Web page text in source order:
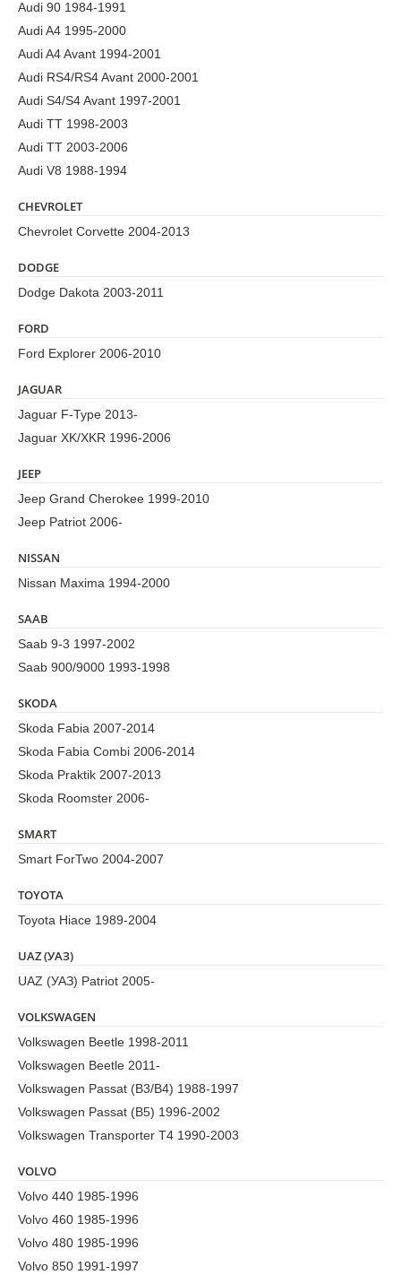
Audi 90 1984-1991
Audi A4 1995-2000
Audi A4 Avant 1994-2001
Audi RS4/RS4 Avant 2000-2001
Audi S4/S4 Avant 1997-2001
Audi TT 1998-2003
Audi TT 2003-2006
Audi V8 1988-1994
CHEVROLET
Chevrolet Corvette 2004-2013
DODGE
Dodge Dakota 2003-2011
FORD
Ford Explorer 2006-2010
JAGUAR
Jaguar F-Type 2013-
Jaguar XK/XKR 1996-2006
JEEP
Jeep Grand Cherokee 1999-2010
Jeep Patriot 2006-
NISSAN
Nissan Maxima 1994-2000
SAAB
Saab 9-3 1997-2002
Saab 900/9000 1993-1998
SKODA
Skoda Fabia 2007-2014
Skoda Fabia Combi 2006-2014
Skoda Praktik 2007-2013
Skoda Roomster 2006-
SMART
Smart ForTwo 2004-2007
TOYOTA
Toyota Hiace 1989-2004
UAZ (УАЗ)
UAZ (УАЗ) Patriot 2005-
VOLKSWAGEN
Volkswagen Beetle 1998-2011
Volkswagen Beetle 2011-
Volkswagen Passat (B3/B4) 1988-1997
Volkswagen Passat (B5) 1996-2002
Volkswagen Transporter T4 1990-2003
VOLVO
Volvo 440 1985-1996
Volvo 460 1985-1996
Volvo 480 1985-1996
Volvo 850 1991-1997